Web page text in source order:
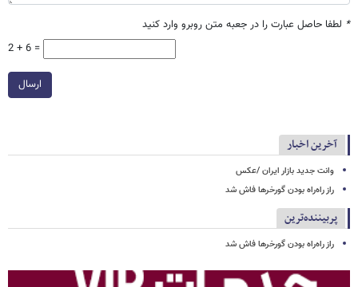
* لطفا حاصل عبارت را در جعبه متن روبرو وارد کنید
2 + 6 =
ارسال
آخرین اخبار
وانت جدید بازار ایران /عکس
راز راه‌راه بودن گورخرها فاش شد
پربیننده‌ترین
راز راه‌راه بودن گورخرها فاش شد